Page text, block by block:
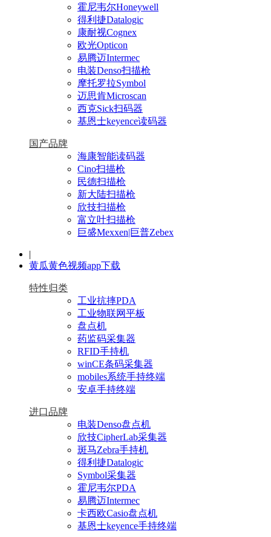
霍尼韦尔Honeywell
得利捷Datalogic
康耐视Cognex
欧光Opticon
易腾迈Intermec
电装Denso扫描枪
摩托罗拉Symbol
迈思肯Microscan
西克Sick扫码器
基恩士keyence读码器
国产品牌
海康智能读码器
Cino扫描枪
民德扫描枪
新大陆扫描枪
欣技扫描枪
富立叶扫描枪
巨盛Mexxen|巨普Zebex
|
黄瓜黄色视频app下载
特性归类
工业抗摔PDA
工业物联网平板
盘点机
药监码采集器
RFID手持机
winCE条码采集器
mobiles系统手持终端
安卓手持终端
进口品牌
电装Denso盘点机
欣技CipherLab采集器
斑马Zebra手持机
得利捷Datalogic
Symbol采集器
霍尼韦尔PDA
易腾迈Intermec
卡西欧Casio盘点机
基恩士keyence手持终端